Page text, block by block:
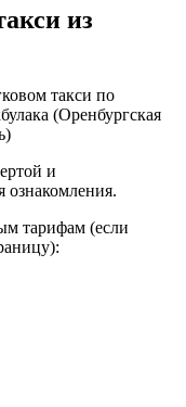
из
такси по
(Оренбургская
и
ознакомления.
тарифам (если